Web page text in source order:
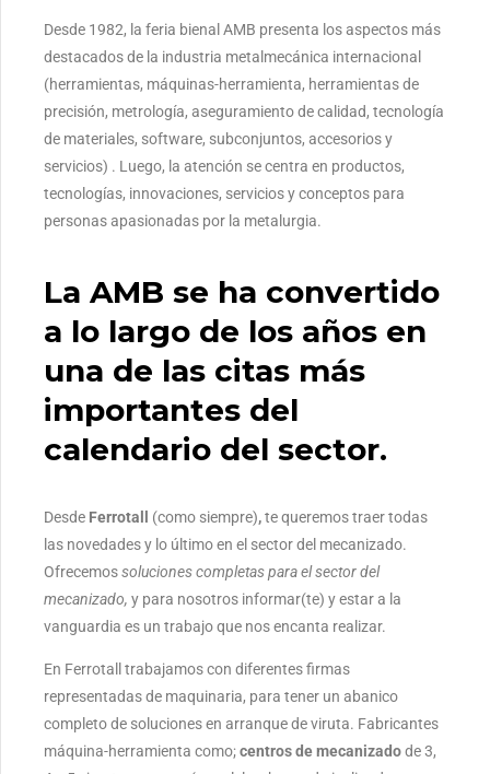
Desde 1982, la feria bienal AMB presenta los aspectos más
destacados de la industria metalmecánica internacional
(herramientas, máquinas-herramienta, herramientas de
precisión, metrología, aseguramiento de calidad, tecnología
de materiales, software, subconjuntos, accesorios y
servicios) . Luego, la atención se centra en productos,
tecnologías, innovaciones, servicios y conceptos para
personas apasionadas por la metalurgia.
La AMB se ha convertido
a lo largo de los años en
una de las citas más
importantes del
calendario del sector.
Desde Ferrotall (como siempre),te queremos traer todas
las novedades y lo último en el sector del mecanizado.
Ofrecemossoluciones completas para el sector del
mecanizado, y para nosotros informar(te) y estar a la
vanguardia es un trabajo que nos encanta realizar.
En Ferrotall trabajamos con diferentes firmas
representadas de maquinaria, para tener un abanico
completo de soluciones en arranque de viruta. Fabricantes
máquina-herramienta como;centros de mecanizadode 3,